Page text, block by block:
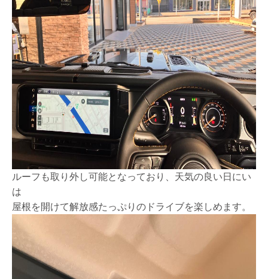
ルーフも取り外し可能となっており、天気の良い日にい
は
屋根を開けて解放感たっぷりのドライブを楽しめます。